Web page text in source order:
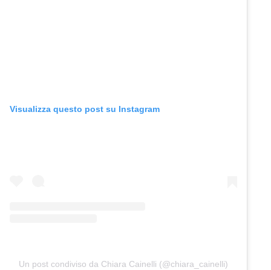
Visualizza questo post su Instagram
Un post condiviso da Chiara Cainelli (@chiara_cainelli)